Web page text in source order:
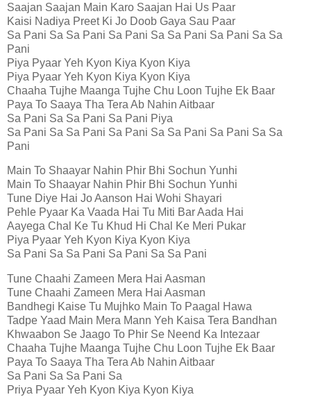
Saajan Saajan Main Karo Saajan Hai Us Paar
Kaisi Nadiya Preet Ki Jo Doob Gaya Sau Paar
Sa Pani Sa Sa Pani Sa Pani Sa Sa Pani Sa Pani Sa Sa
Pani
Piya Pyaar Yeh Kyon Kiya Kyon Kiya
Piya Pyaar Yeh Kyon Kiya Kyon Kiya
Chaaha Tujhe Maanga Tujhe Chu Loon Tujhe Ek Baar
Paya To Saaya Tha Tera Ab Nahin Aitbaar
Sa Pani Sa Sa Pani Sa Pani Piya
Sa Pani Sa Sa Pani Sa Pani Sa Sa Pani Sa Pani Sa Sa
Pani
Main To Shaayar Nahin Phir Bhi Sochun Yunhi
Main To Shaayar Nahin Phir Bhi Sochun Yunhi
Tune Diye Hai Jo Aanson Hai Wohi Shayari
Pehle Pyaar Ka Vaada Hai Tu Miti Bar Aada Hai
Aayega Chal Ke Tu Khud Hi Chal Ke Meri Pukar
Piya Pyaar Yeh Kyon Kiya Kyon Kiya
Sa Pani Sa Sa Pani Sa Pani Sa Sa Pani
Tune Chaahi Zameen Mera Hai Aasman
Tune Chaahi Zameen Mera Hai Aasman
Bandhegi Kaise Tu Mujhko Main To Paagal Hawa
Tadpe Yaad Main Mera Mann Yeh Kaisa Tera Bandhan
Khwaabon Se Jaago To Phir Se Neend Ka Intezaar
Chaaha Tujhe Maanga Tujhe Chu Loon Tujhe Ek Baar
Paya To Saaya Tha Tera Ab Nahin Aitbaar
Sa Pani Sa Sa Pani Sa
Priya Pyaar Yeh Kyon Kiya Kyon Kiya